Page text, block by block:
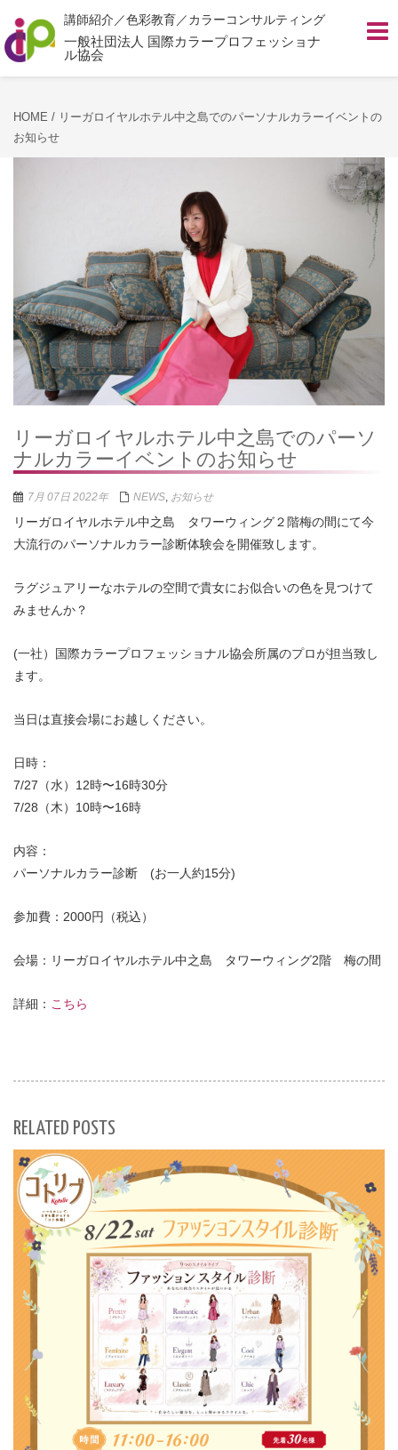
講師紹介／色彩教育／カラーコンサルティング
一般社団法人 国際カラープロフェッショナ
ル協会
HOME / リーガロイヤルホテル中之島でのパーソナルカラーイベントの
お知らせ
リーガロイヤルホテル中之島でのパーソ
ナルカラーイベントのお知らせ
7月 07日 2022年 NEWS お知らせ
リーガロイヤルホテル中之島 タワーウィング２階梅の間にて今
大流行のパーソナルカラー診断体験会を開催致します。
ラグジュアリーなホテルの空間で貴女にお似合いの色を見つけて
みませんか？
(一社）国際カラープロフェッショナル協会所属のプロが担当致し
ます。
当日は直接会場にお越しください。
日時：
7/27（水）12時〜16時30分
7/28（木）10時〜16時
内容：
パーソナルカラー診断 (お一人約15分)
参加費：2000円（税込）
会場：リーガロイヤルホテル中之島 タワーウィング2階 梅の間
詳細： こちら
RELATED POSTS